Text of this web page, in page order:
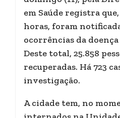
em Saúde registra
horas, foram
ocorrências da
Deste total, 25.858
recuperadas. Há 723
investigação.
A cidade tem, no